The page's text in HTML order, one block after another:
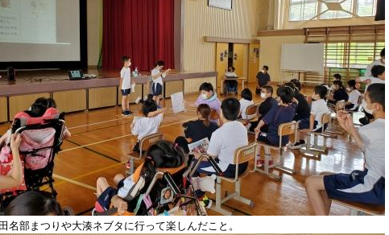
田名部まつりや大湊ネブタに行って楽しんだこと。